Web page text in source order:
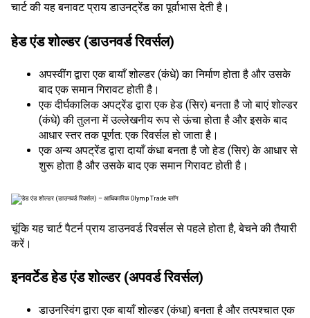
चार्ट की यह बनावट प्राय डाउनट्रेंड का पूर्वाभास देती है।
हेड एंड शोल्डर (डाउनवर्ड रिवर्सल)
अपस्वींग द्वारा एक बायाँ शोल्डर (कंधे) का निर्माण होता है और उसके
बाद एक समान गिरावट होती है।
एक दीर्घकालिक अपट्रेंड द्वारा एक हेड (सिर) बनता है जो बाएं शोल्डर
(कंधे) की तुलना में उल्लेखनीय रूप से ऊंचा होता है और इसके बाद
आधार स्तर तक पूर्णत: एक रिवर्सल हो जाता है।
एक अन्य अपट्रेंड द्वारा दायाँ कंधा बनता है जो हेड (सिर) के आधार से
शुरू होता है और उसके बाद एक समान गिरावट होती है।
चूंकि यह चार्ट पैटर्न प्राय डाउनवर्ड रिवर्सल से पहले होता है, बेचने की तैयारी
करें।
इनवर्टेड हेड एंड शोल्डर (अपवर्ड रिवर्सल)
डाउनस्विंग द्वारा एक बायाँ शोल्डर (कंधा) बनता है और तत्पश्चात एक